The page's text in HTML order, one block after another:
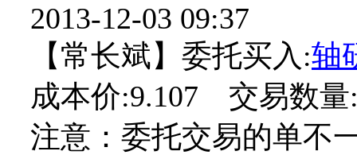
2013-12-03 09:37
【常长斌】委托买入:轴
成本价:9.107 交易数量
注意：委托交易的单不